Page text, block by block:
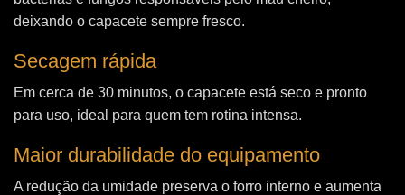
deixando o capacete sempre fresco.
Secagem rápida
Em cerca de 30 minutos, o capacete está seco e pronto
para uso, ideal para quem tem rotina intensa.
Maior durabilidade do equipamento
A redução da umidade preserva o forro interno e aumenta